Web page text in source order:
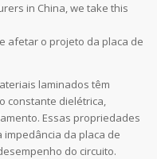
in China, we take this
afetar o projeto da placa de
laminados têm
constante dielétrica,
Essas propriedades
da placa de
do circuito.